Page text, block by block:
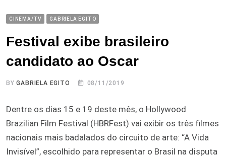
CINEMA/TV GABRIELA EGITO
Festival exibe brasileiro
candidato ao Oscar
BYGABRIELA EGITO 08/11/2019
Dentre os dias 15 e 19 deste mês, o Hollywood
Brazilian Film Festival (HBRFest) vai exibir os três filmes
nacionais mais badalados do circuito de arte: “A Vida
Invisível”, escolhido para representar o Brasil na disputa